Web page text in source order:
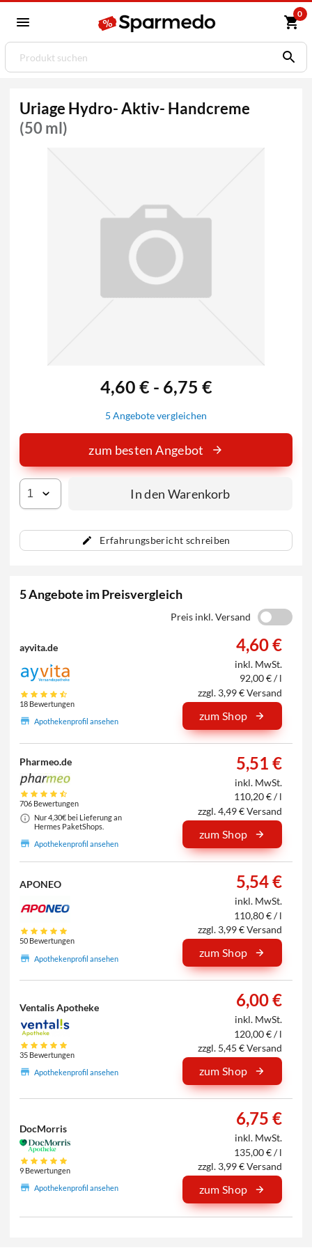
0
Uriage Hydro- Aktiv- Handcreme
(50 ml)
Erfahrungsbericht schreiben
4,60 € - 6,75 €
5 Angebote vergleichen
zum besten Angebot
In den Warenkorb
5 Angebote im Preisvergleich
Preis inkl. Versand
ayvita.de
18 Bewertungen
Apothekenprofil ansehen
4,60 €
inkl. MwSt.
92,00 € / l
zzgl. 3,99 € Versand
zum Shop
Pharmeo.de
706 Bewertungen
Nur 4,30€ bei Lieferung an
Hermes PaketShops.
Apothekenprofil ansehen
5,51 €
inkl. MwSt.
110,20 € / l
zzgl. 4,49 € Versand
zum Shop
APONEO
50 Bewertungen
Apothekenprofil ansehen
5,54 €
inkl. MwSt.
110,80 € / l
zzgl. 3,99 € Versand
zum Shop
Ventalis Apotheke
35 Bewertungen
Apothekenprofil ansehen
6,00 €
inkl. MwSt.
120,00 € / l
zzgl. 5,45 € Versand
zum Shop
DocMorris
9 Bewertungen
Apothekenprofil ansehen
6,75 €
inkl. MwSt.
135,00 € / l
zzgl. 3,99 € Versand
zum Shop